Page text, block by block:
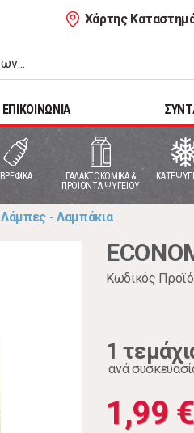
Χάρτης
ΕΠΙΚΟΙΝΩΝΙΑ
ΒΡΕΦΙΚΑ
ΓΑΛΑΚΤΟΚΟΜΙΚΑ &
ΠΡΟΙΟΝΤΑ ΨΥΓΕΙΟΥ
Λάμπες - Λαμπάκια
Κωδικός
1
ανά
1,99 €